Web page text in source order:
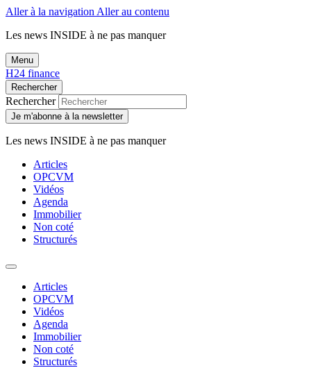
Aller à la navigation Aller au contenu
Les news INSIDE à ne pas manquer
Menu
H24 finance
Rechercher
Rechercher
Je m'abonne à la newsletter
Les news INSIDE à ne pas manquer
Articles
OPCVM
Vidéos
Agenda
Immobilier
Non coté
Structurés
Articles
OPCVM
Vidéos
Agenda
Immobilier
Non coté
Structurés